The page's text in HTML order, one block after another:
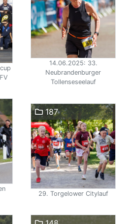
14.06.2025: 33.
Neubrandenburger
Tollenseseelauf
187
29. Torgelower Citylauf